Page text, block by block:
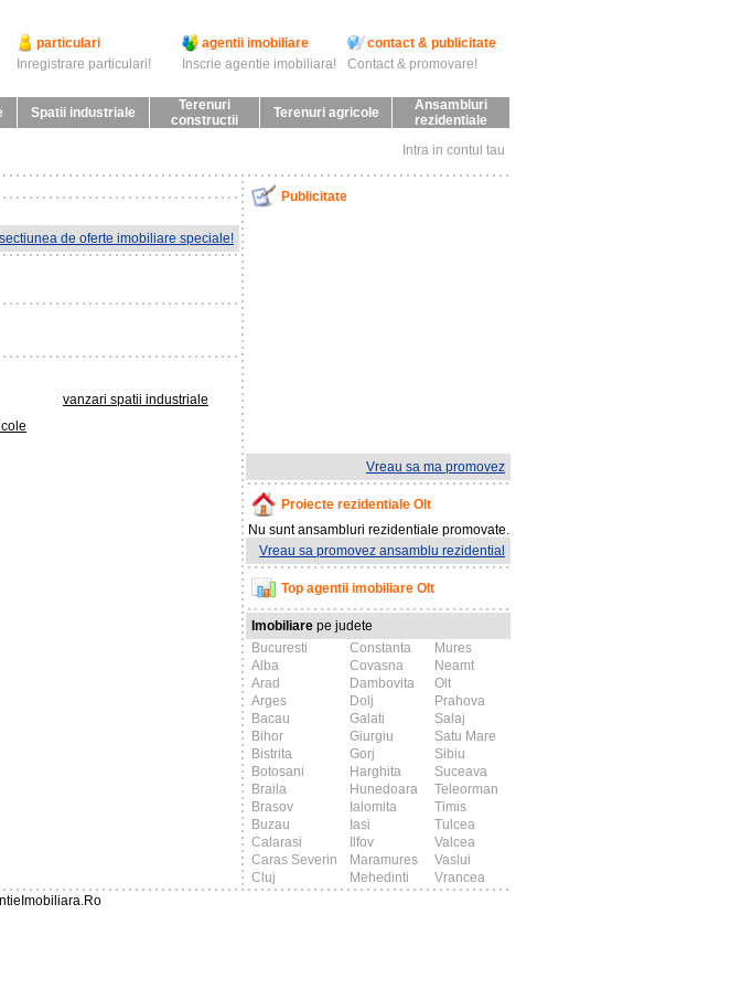
particulari agentii imobiliare
contact & publicitate
Inregistrare particulari!
Inscrie agentie imobiliara! Contact & promovare!
Spatii industriale
Terenuri
constructii
Terenuri agricole
Ansambluri
rezidentiale
Intra in contul tau
de oferte imobiliare speciale!
vanzari spatii industriale
Publicitate
Vreau sa ma promovez
Proiecte rezidentiale Olt
Nu sunt ansambluri rezidentiale promovate.
Vreau sa promovez ansamblu rezidential
Top agentii imobiliare Olt
Imobiliare pe judete
Bucuresti
Constanta
Mures
Alba
Covasna
Neamt
Arad
Dambovita
Olt
Arges
Dolj
Prahova
Bacau
Galati
Salaj
Bihor
Giurgiu
Satu Mare
Bistrita
Gorj
Sibiu
Botosani
Harghita
Suceava
Braila
Hunedoara
Teleorman
Brasov
Ialomita
Timis
Buzau
Iasi
Tulcea
Calarasi
Ilfov
Valcea
Caras Severin
Maramures
Vaslui
Cluj
Mehedinti
Vrancea